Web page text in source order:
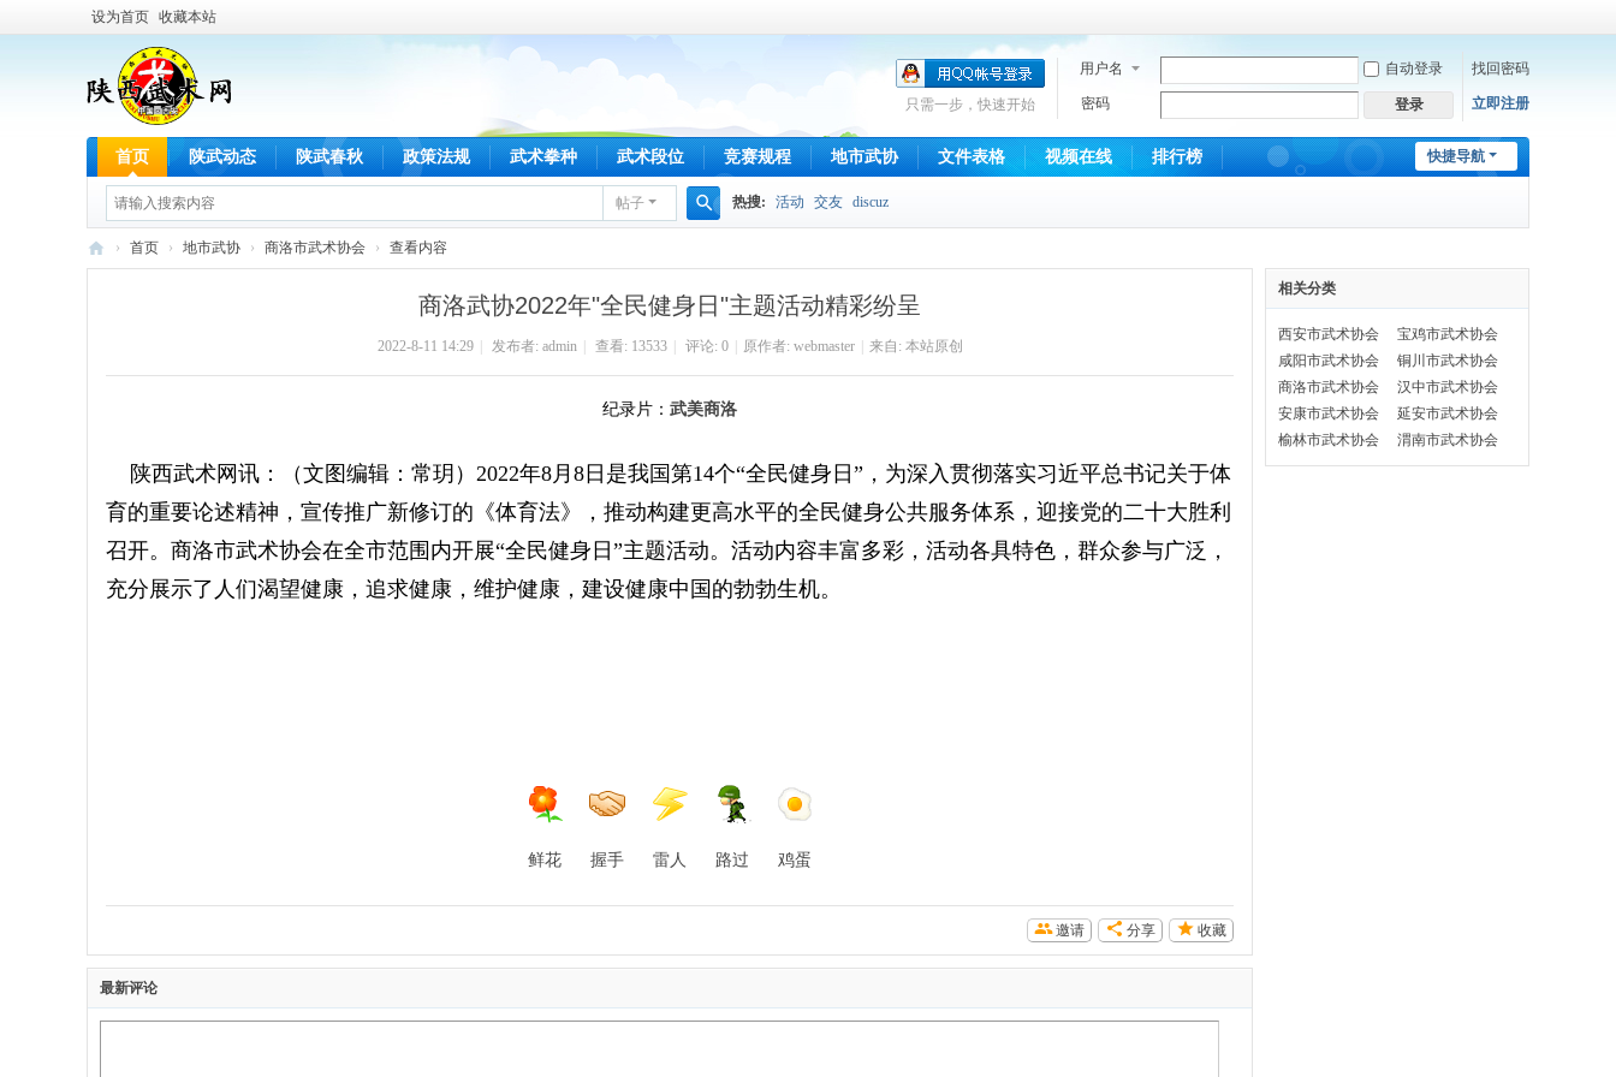
设为首页 收藏本站
用户名 自动登录 找回密码
密码 登录 立即注册
只需一步，快速开始
快捷导航
首页 陕武动态 陕武春秋 政策法规 武术拳种 武术段位 竞赛规程 地市武协 文件表格 视频在线 排行榜
帖子
索
热搜: 活动 交友 discuz
› 首页 › 地市武协 › 商洛市武术协会 › 查看内容
商洛武协2022年"全民健身日"主题活动精彩纷呈
2022-8-11 14:29 发布者: admin 查看: 13533 评论: 0 原作者: webmaster 来自: 本站原创
纪录片： 武美商洛
陕西武术网讯： （文图编辑：常玥） 2022年8月8日是我国第14个“全民健身日” ， 为深入贯彻落实习近平总书记关于体
育的重要论述精神，宣传推广新修订的《体育法》，推动构建更高水平的全民健身公共服务体系，迎接党的二十大胜利
召开。 商洛市武术协会在全市范围内开展“全民健身日”主题活动。 活动内容丰富多彩，活动各具特色，群众参与广泛，
充分展示了人们渴望健康，追求健康，维护健康，建设健康中国的勃勃生机。
鲜花 握手 雷人 路过 鸡蛋
收藏
分享
邀请
最新评论
相关分类
西安市武术协会
宝鸡市武术协会
咸阳市武术协会
铜川市武术协会
商洛市武术协会
汉中市武术协会
安康市武术协会
延安市武术协会
榆林市武术协会
渭南市武术协会